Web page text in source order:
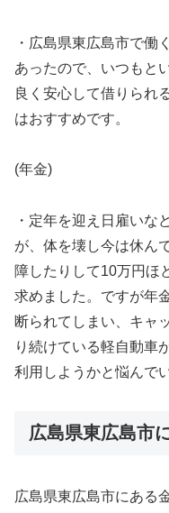
・広島県東広島市で働
あったので、いつもと
良く安心して借りられ
はおすすめです。
(年金)
・定年を迎え日雇いな
が、体を壊し今は休ん
障したりして10万円ほ
求めました。ですが年
断られてしまい、キャ
り続けている軽自動車
利用しようかと悩んで
広島県東広島市
広島県東広島市にある